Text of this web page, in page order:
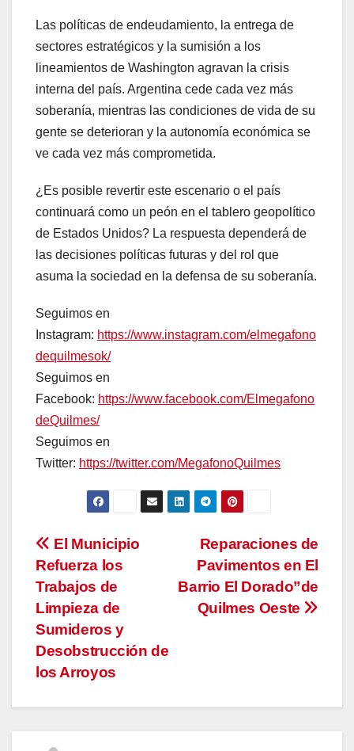
Las políticas de endeudamiento, la entrega de
sectores estratégicos y la sumisión a los
lineamientos de Washington agravan la crisis
interna del país. Argentina cede cada vez más
soberanía, mientras las condiciones de vida de su
gente se deterioran y la autonomía económica se
ve cada vez más comprometida.
¿Es posible revertir este escenario o el país
continuará como un peón en el tablero geopolítico
de Estados Unidos? La respuesta dependerá de
las decisiones políticas futuras y del rol que
asuma la sociedad en la defensa de su soberanía.
Seguimos en
Instagram: https://www.instagram.com/elmegafono
dequilmesok/
Seguimos en
Facebook: https://www.facebook.com/Elmegafono
deQuilmes/
Seguimos en
Twitter: https://twitter.com/MegafonoQuilmes
Navegación
de
entradas
Reparaciones de
Pavimentos en El
Barrio El Dorado”de
Quilmes Oeste
El Municipio
Refuerza los
Trabajos de
Limpieza de
Sumideros y
Desobstrucción de
los Arroyos